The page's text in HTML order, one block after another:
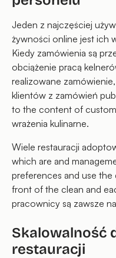
Jeden z najczęściej
żywności online jest ich
Kiedy zamówienia są
obciążenie pracą
realizowane
klientów z zamówień
to the content of
wrażenia kulinarne.
Wiele restauracji
which are and
preferences and use
front of the clean and
pracownicy są zawsze
Skalowalność
restauracji